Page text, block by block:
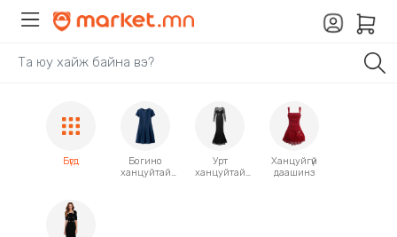
Бүгд
Богино
ханцуйтай
Урт
ханцуйтай
Ханцуйгүй
даашинз